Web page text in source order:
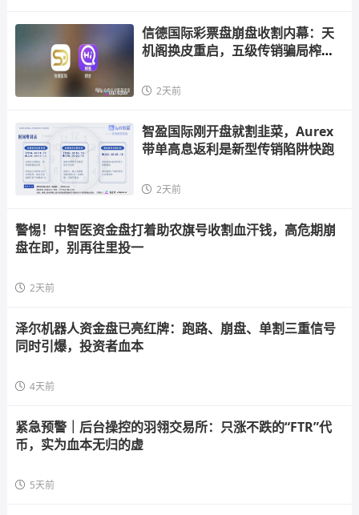
信德国际彩票盘崩盘收割内幕：天
机阁换皮重启，五级传销骗局榨干
2天前
智盈国际刚开盘就割韭菜，Aurex
带单高息返利是新型传销陷阱快跑
2天前
警惕！中智医资金盘打着助农旗号收割血汗钱，高危期崩
盘在即，别再往里投一
2天前
泽尔机器人资金盘已亮红牌：跑路、崩盘、单割三重信号
同时引爆，投资者血本
4天前
紧急预警｜后台操控的羽翎交易所：只涨不跌的“FTR”代
币，实为血本无归的虚
5天前